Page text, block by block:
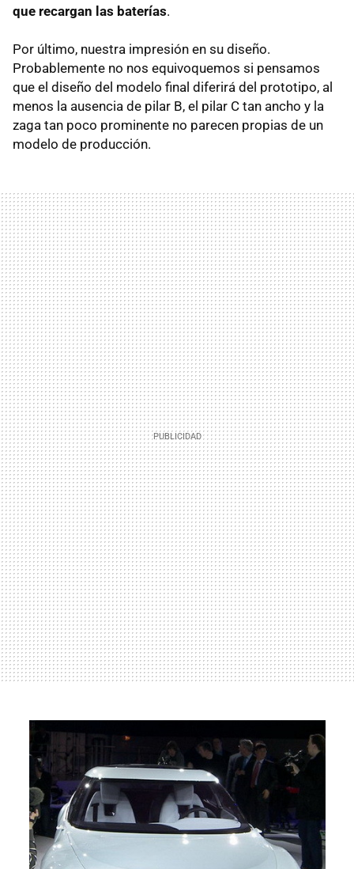
que recargan las baterías.
Por último, nuestra impresión en su diseño.
Probablemente no nos equivoquemos si pensamos
que el diseño del modelo final diferirá del prototipo, al
menos la ausencia de pilar B, el pilar C tan ancho y la
zaga tan poco prominente no parecen propias de un
modelo de producción.